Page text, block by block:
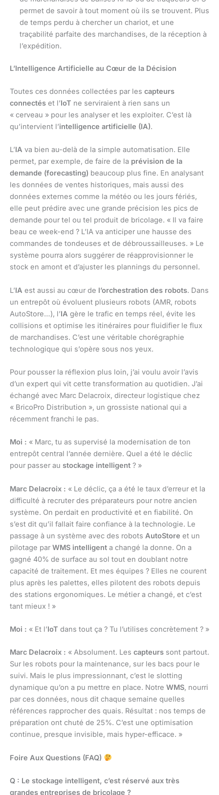
permet de savoir à tout moment où ils se trouvent. Plus
de temps perdu à chercher un chariot, et une
traçabilité parfaite des marchandises, de la réception à
l’expédition.
L’Intelligence Artificielle au Cœur de la Décision
Toutes ces données collectées par les capteurs
connectés et l’IoT ne serviraient à rien sans un
« cerveau » pour les analyser et les exploiter. C’est là
qu’intervient l’intelligence artificielle (IA).
L’IA va bien au-delà de la simple automatisation. Elle
permet, par exemple, de faire de la prévision de la
demande (forecasting) beaucoup plus fine. En analysant
les données de ventes historiques, mais aussi des
données externes comme la météo ou les jours fériés,
elle peut prédire avec une grande précision les pics de
demande pour tel ou tel produit de bricolage. « Il va faire
beau ce week-end ? L’IA va anticiper une hausse des
commandes de tondeuses et de débroussailleuses. » Le
système pourra alors suggérer de réapprovisionner le
stock en amont et d’ajuster les plannings du personnel.
L’IA est aussi au cœur de l’orchestration des robots. Dans
un entrepôt où évoluent plusieurs robots (AMR, robots
AutoStore…), l’IA gère le trafic en temps réel, évite les
collisions et optimise les itinéraires pour fluidifier le flux
de marchandises. C’est une véritable chorégraphie
technologique qui s’opère sous nos yeux.
Pour pousser la réflexion plus loin, j’ai voulu avoir l’avis
d’un expert qui vit cette transformation au quotidien. J’ai
échangé avec Marc Delacroix, directeur logistique chez
« BricoPro Distribution », un grossiste national qui a
récemment franchi le pas.
Moi : « Marc, tu as supervisé la modernisation de ton
entrepôt central l’année dernière. Quel a été le déclic
pour passer au stockage intelligent ? »
Marc Delacroix : « Le déclic, ça a été le taux d’erreur et la
difficulté à recruter des préparateurs pour notre ancien
système. On perdait en productivité et en fiabilité. On
s’est dit qu’il fallait faire confiance à la technologie. Le
passage à un système avec des robots AutoStore et un
pilotage par WMS intelligent a changé la donne. On a
gagné 40% de surface au sol tout en doublant notre
capacité de traitement. Et mes équipes ? Elles ne courent
plus après les palettes, elles pilotent des robots depuis
des stations ergonomiques. Le métier a changé, et c’est
tant mieux ! »
Moi : « Et l’IoT dans tout ça ? Tu l’utilises concrètement ? »
Marc Delacroix : « Absolument. Les capteurs sont partout.
Sur les robots pour la maintenance, sur les bacs pour le
suivi. Mais le plus impressionnant, c’est le slotting
dynamique qu’on a pu mettre en place. Notre WMS, nourri
par ces données, nous dit chaque semaine quelles
références rapprocher des quais. Résultat : nos temps de
préparation ont chuté de 25%. C’est une optimisation
continue, presque invisible, mais hyper-efficace. »
Foire Aux Questions (FAQ)
Q : Le stockage intelligent, c’est réservé aux très
grandes entreprises de bricolage ?